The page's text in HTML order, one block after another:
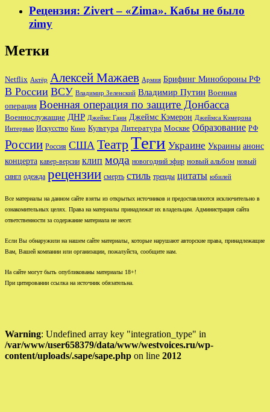
Рецензия: Zivert – «Zima». Кабы не было
zimy
Метки
Netflix Актёр Алексей Мажаев Армия Брифинг Минобороны РФ
В России ВСУ Владимир Зеленский Владимир Путин Военная
операция Военная операция по защите Донбасса
Военнослужащие ДНР Джеймс Ганн Джеймс Кэмерон Джеймса Кэмерона
Интервью Искусство Кино Культура Литература Москве Образование РФ
России Россия США ТеатрТеги Украине Украины анонс
концерта кавер-версии клип мода новогодний эфир новый альбом новый
сингл одежда рецензии смерть стиль тренды цитаты юбилей
Все материалы на данном сайте взяты из открытых источников и предоставляются исключительно в
ознакомительных целях. Права на материалы принадлежат их владельцам. Администрация сайта
ответственности за содержание материала не несет.
Если Вы обнаружили на нашем сайте материалы, которые нарушают авторские права, принадлежащие
Вам, Вашей компании или организации, пожалуйста, сообщите нам.
На сайте могут быть опубликованы материалы 18+!
При цитировании ссылка на источник обязательна.
Warning: Undefined array key "integration_type" in
/var/www/user658379/data/www/westvoices.ru/wp-
content/uploads/.sape/sape.php on line 2012